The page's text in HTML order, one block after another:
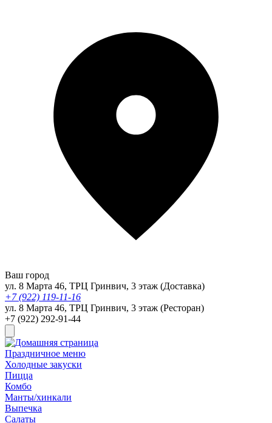
Ваш город
ул. 8 Марта 46, ТРЦ Гринвич, 3 этаж (Доставка)
+7 (922) 119-11-16
ул. 8 Марта 46, ТРЦ Гринвич, 3 этаж (Ресторан)
+7 (922) 292-91-44
Праздничное меню
Холодные закуски
Пицца
Комбо
Манты/хинкали
Выпечка
Салаты